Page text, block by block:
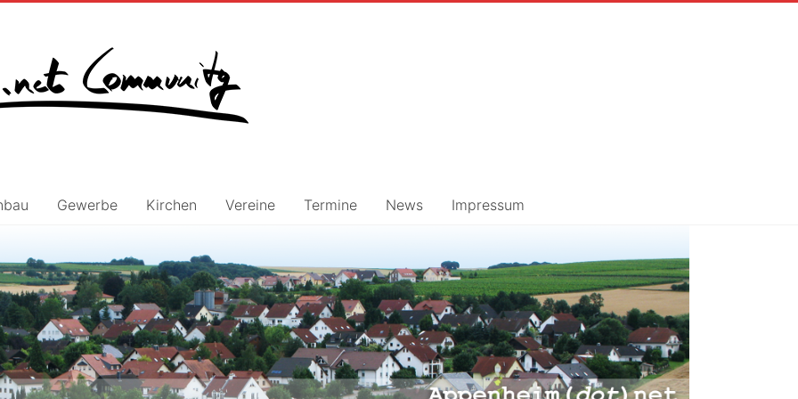
Gewerbe Kirchen Vereine Termine News Impressum